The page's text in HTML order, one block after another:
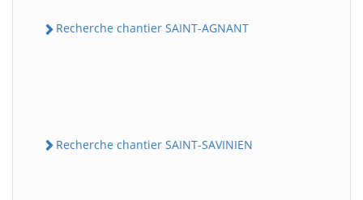
Recherche chantier SAINT-AGNANT
Recherche chantier SAINT-SAVINIEN